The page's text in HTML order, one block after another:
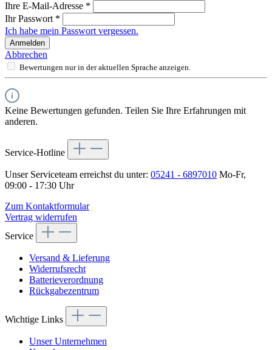
Ihre E-Mail-Adresse *
Ihr Passwort *
Ich habe mein Passwort vergessen.
Anmelden
Abbrechen
Bewertungen nur in der aktuellen Sprache anzeigen.
Keine Bewertungen gefunden. Teilen Sie Ihre Erfahrungen mit
anderen.
Service-Hotline
Unser Serviceteam erreichst du unter: 05241 - 6897010 Mo-Fr,
09:00 - 17:30 Uhr
Zum Kontaktformular
Vertrag widerrufen
Service
Versand & Lieferung
Widerrufsrecht
Batterieverordnung
Rückgabezentrum
Wichtige Links
Unser Unternehmen